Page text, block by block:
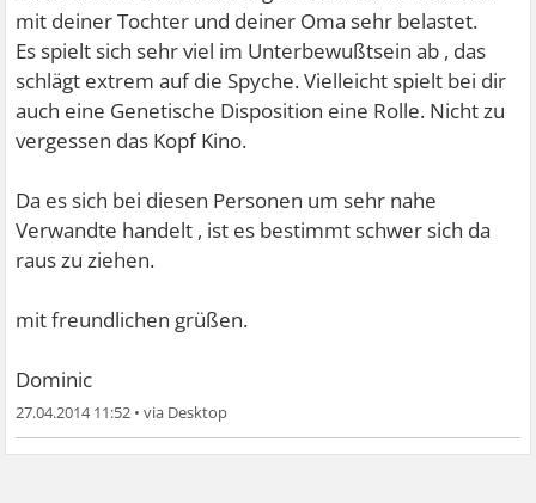
mit deiner Tochter und deiner Oma sehr belastet.
Es spielt sich sehr viel im Unterbewußtsein ab , das
schlägt extrem auf die Spyche. Vielleicht spielt bei dir
auch eine Genetische Disposition eine Rolle. Nicht zu
vergessen das Kopf Kino.
Da es sich bei diesen Personen um sehr nahe
Verwandte handelt , ist es bestimmt schwer sich da
raus zu ziehen.
mit freundlichen grüßen.
Dominic
27.04.2014 11:52 •